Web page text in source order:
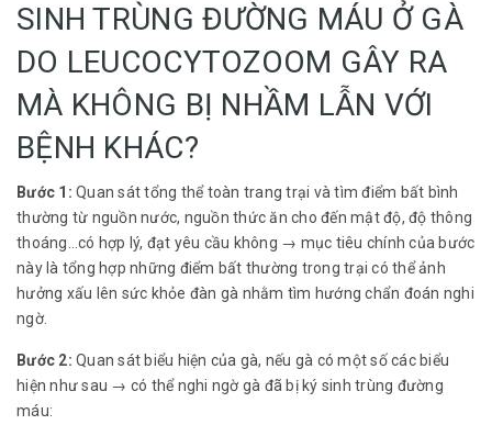
SINH TRÙNG ĐƯỜNG MÁU Ở GÀ
DO LEUCOCYTOZOOM GÂY RA
MÀ KHÔNG BỊ NHẦM LẪN VỚI
BỆNH KHÁC?
Bước 1: Quan sát tổng thể toàn trang trại và tìm điểm bất bình
thường từ nguồn nước, nguồn thức ăn cho đến mật độ, độ thông
thoáng…có hợp lý, đạt yêu cầu không → mục tiêu chính của bước
này là tổng hợp những điểm bất thường trong trại có thể ảnh
hưởng xấu lên sức khỏe đàn gà nhằm tìm hướng chẩn đoán nghi
ngờ.
Bước 2: Quan sát biểu hiện của gà, nếu gà có một số các biểu
hiện như sau → có thể nghi ngờ gà đã bị ký sinh trùng đường
máu: